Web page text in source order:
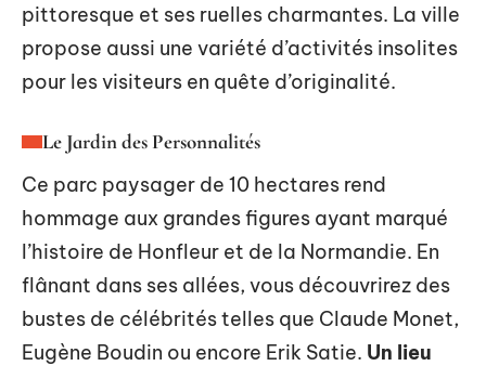
pittoresque et ses ruelles charmantes. La ville
propose aussi une variété d’activités insolites
pour les visiteurs en quête d’originalité.
Le Jardin des Personnalités
Ce parc paysager de 10 hectares rend
hommage aux grandes figures ayant marqué
l’histoire de Honfleur et de la Normandie. En
flânant dans ses allées, vous découvrirez des
bustes de célébrités telles que Claude Monet,
Eugène Boudin ou encore Erik Satie. Un lieu